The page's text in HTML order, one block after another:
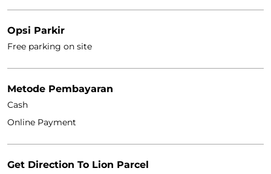
Opsi Parkir
Free parking on site
Metode Pembayaran
Cash
Online Payment
Get Direction To Lion Parcel